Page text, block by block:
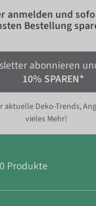
anmelden und
Bestellung
abonnieren
10% SPAREN*
Deko-Trends,
vieles Mehr!
Produkte